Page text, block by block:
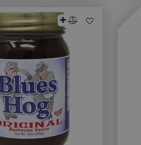
assigning a randomly generated
a client identifier. It is included in
request in a site and used to calculate
and campaign data for the sites
reports. By default it is set to expire
although this is customisable by
name is asssociated with Google
Analytics. This appears to be a new
as of Spring 2017 no information is
from Google. It appears to store and
unique value for each page visited.
wordt gebruikt door de Cookie-
service om de cookievoorkeuren
te onthouden. De cookie-banner
Script.com is noodzakelijk om
werken.